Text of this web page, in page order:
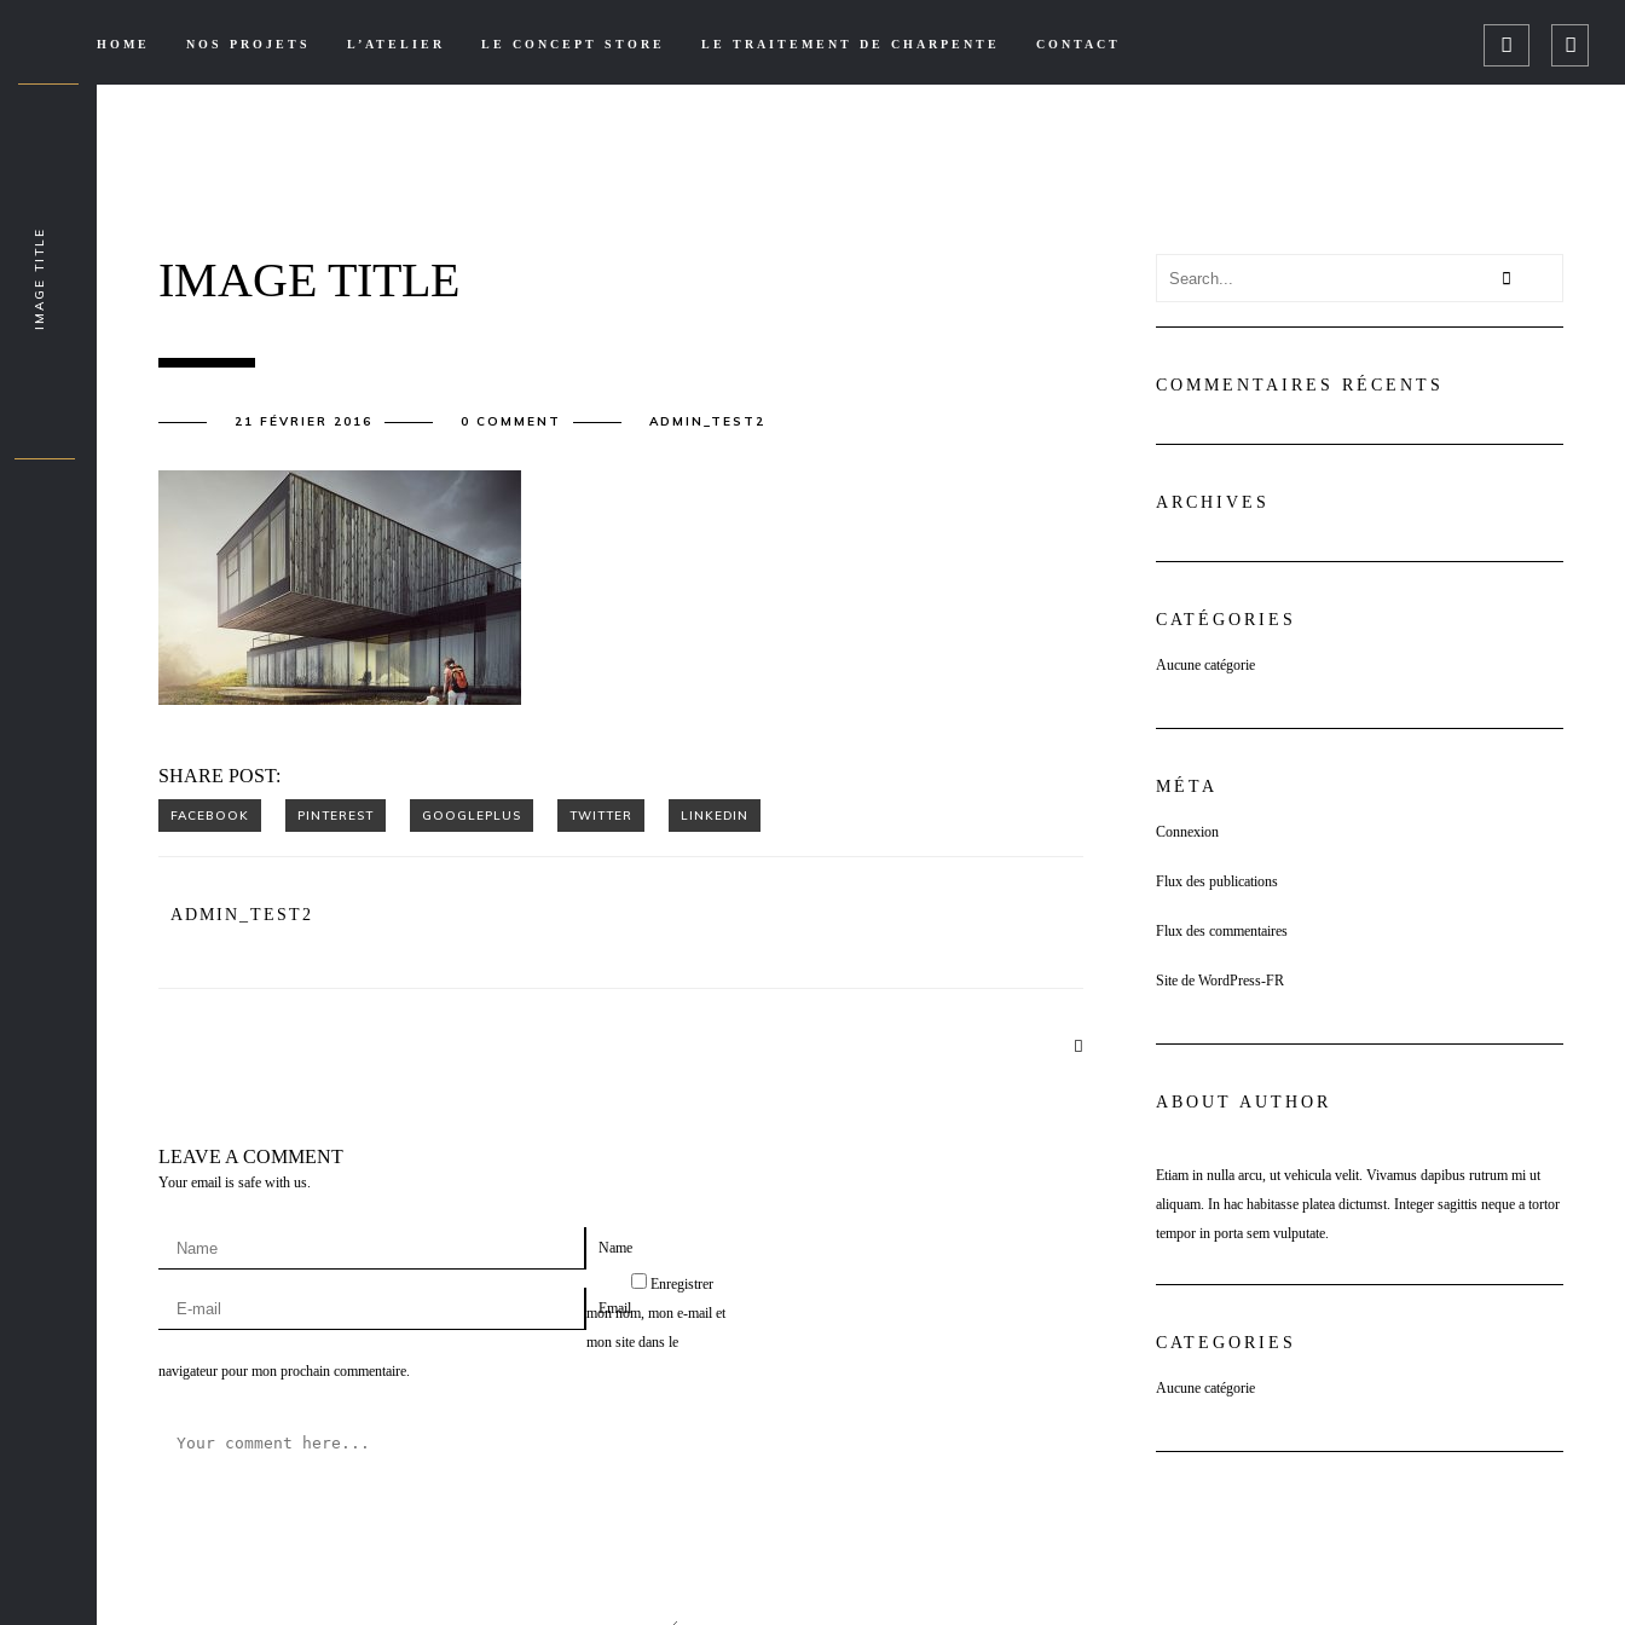
HOME NOS PROJETS L’ATELIER LE CONCEPT STORE LE TRAITEMENT DE CHARPENTE CONTACT
IMAGE TITLE
21 FÉVRIER 2016 0 COMMENT ADMIN_TEST2
SHARE POST:
ADMIN_TEST2
LEAVE A COMMENT
Your email is safe with us.
Name
Email
Enregistrer
mon nom, mon e-mail et
mon site dans le
navigateur pour mon prochain commentaire.
COMMENTAIRES RÉCENTS
ARCHIVES
CATÉGORIES
Aucune catégorie
MÉTA
Connexion
Flux des publications
Flux des commentaires
Site de WordPress-FR
ABOUT AUTHOR
Etiam in nulla arcu, ut vehicula velit. Vivamus dapibus rutrum mi ut
aliquam. In hac habitasse platea dictumst. Integer sagittis neque a tortor
tempor in porta sem vulputate.
CATEGORIES
Aucune catégorie
IMAGE TITLE